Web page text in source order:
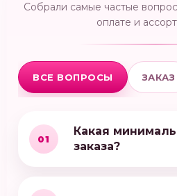
Собрали самые частые
оплате и
ВСЕ ВОПРОСЫ ЗАКАЗ
01
Какая
заказа?